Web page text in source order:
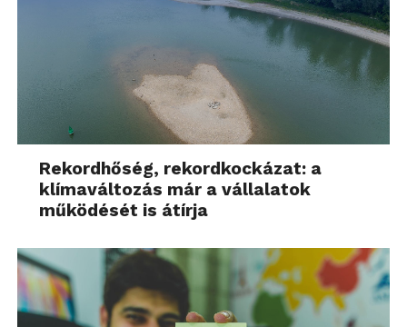
Rekordhőség, rekordkockázat: a
klímaváltozás már a vállalatok
működését is átírja